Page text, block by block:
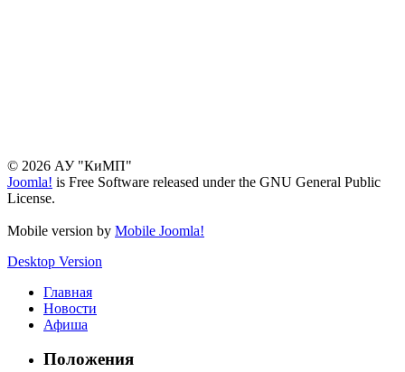
© 2026 АУ "КиМП"
Joomla! is Free Software released under the GNU General Public
License.
Mobile version by Mobile Joomla!
Desktop Version
Главная
Новости
Афиша
Положения